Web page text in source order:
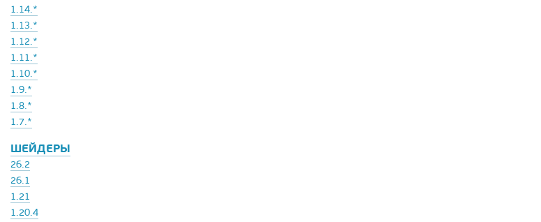
1.14.*
1.13.*
1.12.*
1.11.*
1.10.*
1.9.*
1.8.*
1.7.*
ШЕЙДЕРЫ
26.2
26.1
1.21
1.20.4